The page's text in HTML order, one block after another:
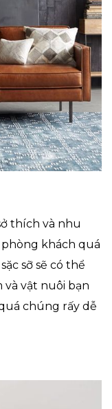
thích và nhu
khách quá
sỡ sẽ có thể
vật nuôi bạn
chúng rấy dễ